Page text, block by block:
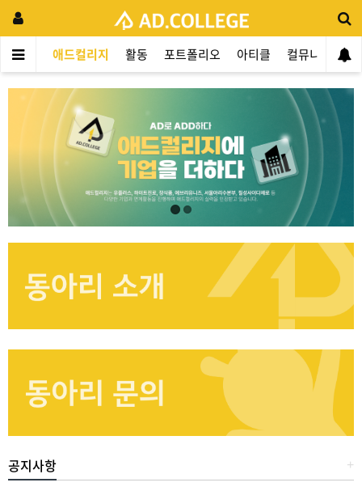
애드컬리지 활동 포트폴리오 아티클 컬뮤니티
+
공지사항